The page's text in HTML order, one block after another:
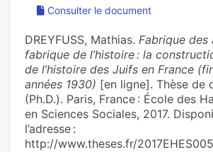
Consulter le document
DREYFUSS, Mathias. Fabrique des
fabrique de l’histoire : la
de l’histoire des Juifs en France
années 1930) [en ligne]. Thèse de
(Ph.D.). Paris, France : École des
en Sciences Sociales, 2017.
l’adresse :
http://www.theses.fr/